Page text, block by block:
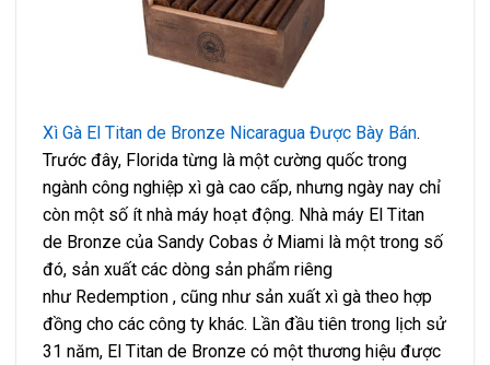
Xì Gà El Titan de Bronze Nicaragua Được Bày Bán.
Trước đây, Florida từng là một cường quốc trong
ngành công nghiệp xì gà cao cấp, nhưng ngày nay chỉ
còn một số ít nhà máy hoạt động. Nhà máy El Titan
de Bronze của Sandy Cobas ở Miami là một trong số
đó, sản xuất các dòng sản phẩm riêng
như Redemption , cũng như sản xuất xì gà theo hợp
đồng cho các công ty khác. Lần đầu tiên trong lịch sử
31 năm, El Titan de Bronze có một thương hiệu được